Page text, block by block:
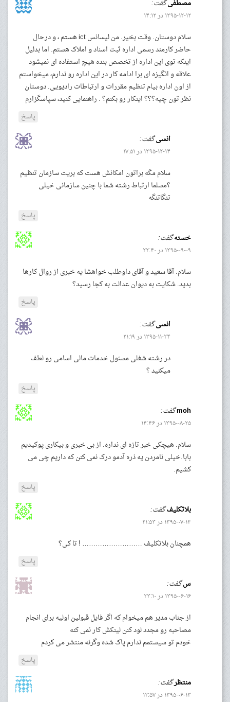
مصطفیگفت:
۱۳۹۵-۱۲-۱۲ در ۱۴:۱۲
سلام دوستان. وقت بخیر. من لیسانس ict هستم ، و درحال
حاضر کارمند رسمی اداره ثبت اسناد و املاک هستم. اما بدلیل
اینکه توی این اداره از تخصص بنده هیچ استفاده ای نمیشود
علاقه و انگیزه ای برا ادامه کار در این اداره رو ندارم، میخواستم
از اون اداره بیام تنظیم مقررات و ارتباطات رادیویی. دوستان
نظر تون چیه؟؟؟ اینکار رو بکنم؟ . راهنمایی کنید، سپاسگزارم
پاسخ
انسیگفت:
۱۳۹۵-۱۲-۱۴ در ۱۷:۵۱
سلام مگه براتون امکانش هست که بریت سازمان تنظیم
؟مسلما ارتباط رشته شما با چنین سازمانی خیلی
تنگاتنگه
پاسخ
خستهگفت:
۱۳۹۵-۰۹-۰۹ در ۲۲:۴۰
سلام. آقا سعید و آقای داوطلب خواهشا یه خبری از روال کارها
بدید. شکایت به دیوان عدالت به کجا رسید؟
پاسخ
انسیگفت:
۱۳۹۵-۱۱-۲۴ در ۲۱:۱۹
در رشته شغلی مسئول خدمات مالی اسامی رو لطف
میکنید ؟
پاسخ
mohگفت:
۱۳۹۵-۰۸-۲۵ در ۱۴:۴۶
سلام. هیچکی خبر تازه ای نداره. از بی خبری و بیکاری پوکیدیم
بابا.خیلی نامردن یه ذره آدمو درک نمی کنن که داریم چی می
کشیم.
پاسخ
بلاتکلیفگفت:
۱۳۹۵-۰۷-۱۴ در ۲۱:۵۳
همچنان بلاتکلیف ……………………… ! تا کی؟
پاسخ
سگفت:
۱۳۹۵-۰۶-۱۶ در ۲۳:۱۰
از جناب مدیر هم میخوام که اگر فایل قبولین اولیه برای انجام
مصاحبه رو مجدد لود کنن لینکش کار نمی کنه
خودم تو سیستمم ندارم پاک شده وگرنه منتشر می کردم
پاسخ
منتظرگفت:
۱۳۹۵-۰۶-۱۳ در ۱۲:۵۷